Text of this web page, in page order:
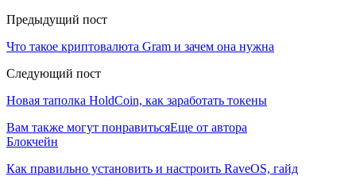
Предыдущий пост
Что такое криптовалюта Gram и зачем она нужна
Следующий пост
Новая таполка HoldCoin, как заработать токены
Вам также могут понравитьсяЕще от автора
Блокчейн
Как правильно установить и настроить RaveOS, гайд